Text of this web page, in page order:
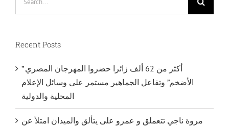
Recent Posts
أكثر من 62 ألف زائرا حضروا المهرجان المصري ”
الأضخم” وتفاعل الجماهير مستمر على وسائل الإعلام
المحلية والدولية
مروة ناجي تتعملق و عمرو على يتألق والميدان امتلأ عن